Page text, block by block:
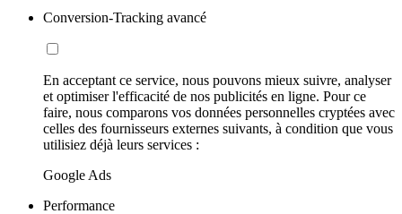
Conversion-Tracking avancé
En acceptant ce service, nous pouvons mieux suivre, analyser
et optimiser l'efficacité de nos publicités en ligne. Pour ce
faire, nous comparons vos données personnelles cryptées avec
celles des fournisseurs externes suivants, à condition que vous
utilisiez déjà leurs services :
Google Ads
Performance